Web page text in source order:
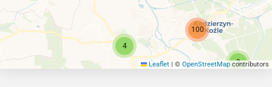
4
3
100
Leaflet | © OpenStreetMap contributors